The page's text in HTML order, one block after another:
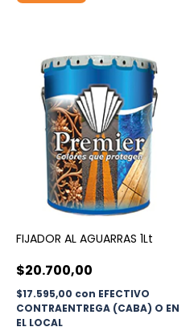
FIJADOR AL AGUARRAS 1Lt
$20.700,00
$17.595,00 con EFECTIVO
CONTRAENTREGA (CABA) O EN
EL LOCAL